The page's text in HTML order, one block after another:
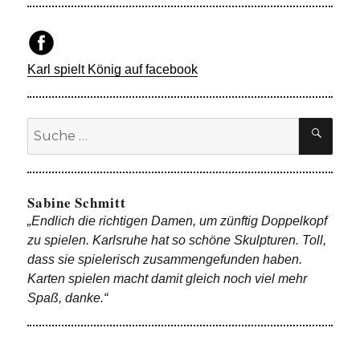
Karl spielt König auf facebook
Sabine Schmitt
„Endlich die richtigen Damen, um zünftig Doppelkopf
zu spielen. Karlsruhe hat so schöne Skulpturen. Toll,
dass sie spielerisch zusammengefunden haben.
Karten spielen macht damit gleich noch viel mehr
Spaß, danke.“